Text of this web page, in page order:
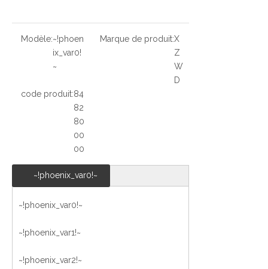
Modèle:~!phoen
ix_var0!
~
Marque de produit:X
Z
W
D
code produit:84
82
80
00
00
~!phoenix_var0!~
~!phoenix_var0!~
~!phoenix_var1!~
~!phoenix_var2!~